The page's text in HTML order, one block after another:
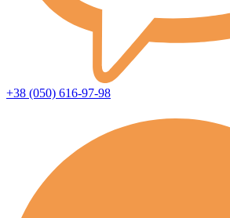
+38 (050) 616-97-98